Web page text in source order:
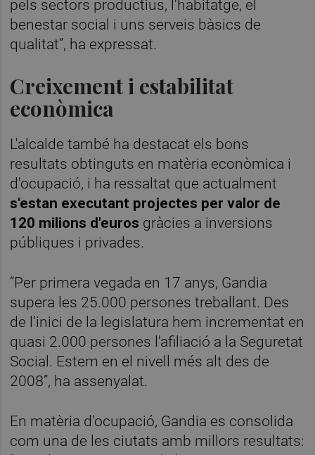
pels sectors productius, l'habitatge, el
benestar social i uns serveis bàsics de
qualitat”, ha expressat.
Creixement i estabilitat
econòmica
L'alcalde també ha destacat els bons
resultats obtinguts en matèria econòmica i
d'ocupació, i ha ressaltat que actualment
s'estan executant projectes per valor de
120 milions d'euros gràcies a inversions
públiques i privades.
“Per primera vegada en 17 anys, Gandia
supera les 25.000 persones treballant. Des
de l'inici de la legislatura hem incrementat en
quasi 2.000 persones l'afiliació a la Seguretat
Social. Estem en el nivell més alt des de
2008”, ha assenyalat.
En matèria d'ocupació, Gandia es consolida
com una de les ciutats amb millors resultats: